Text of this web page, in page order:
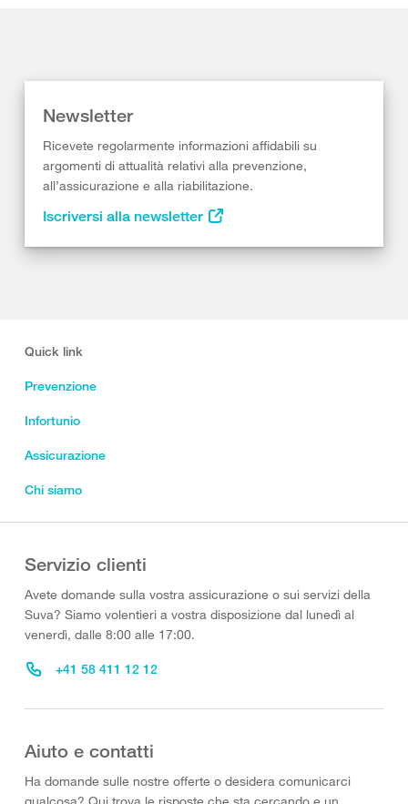
Newsletter
Ricevete regolarmente informazioni affidabili su
argomenti di attualità relativi alla prevenzione,
all’assicurazione e alla riabilitazione.
Iscriversi alla newsletter
Quick link
Prevenzione
Infortunio
Assicurazione
Chi siamo
Servizio clienti
Avete domande sulla vostra assicurazione o sui servizi della
Suva? Siamo volentieri a vostra disposizione dal lunedì al
venerdì, dalle 8:00 alle 17:00.
+41 58 411 12 12
Aiuto e contatti
Ha domande sulle nostre offerte o desidera comunicarci